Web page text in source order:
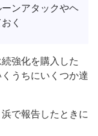
ンアタックやヘ
く
強化を購入した
うちにいくつか達
で報告したときに